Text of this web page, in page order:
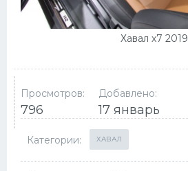
Хавал х7 2019
Просмотров:
796
Добавлено:
17 январь
Категории: ХАВАЛ